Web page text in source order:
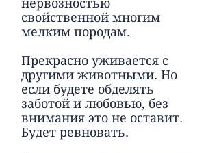
нервозностью
свойственной многим
мелким породам.
Прекрасно уживается с
другими животными. Но
если будете обделять
заботой и любовью, без
внимания это не оставит.
Будет ревновать.